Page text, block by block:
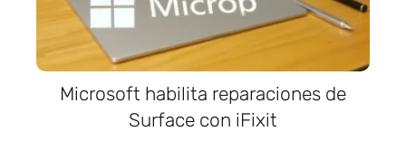
Microsoft habilita reparaciones de
Surface con iFixit